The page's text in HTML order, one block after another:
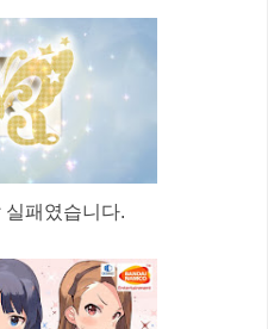
실패였습니다.